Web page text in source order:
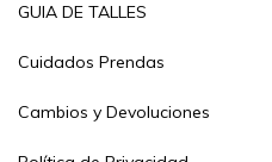
GUIA DE TALLES
Cuidados Prendas
Cambios y Devoluciones